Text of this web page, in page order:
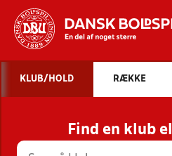
STILLINGER,
KLUB/HOLD RÆKKE
Find en klub